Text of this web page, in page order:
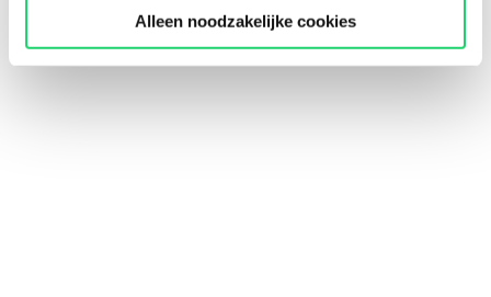
Alleen noodzakelijke cookies